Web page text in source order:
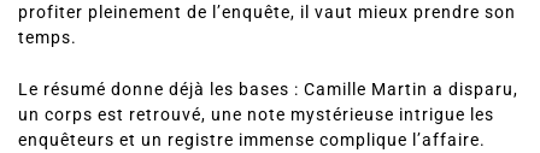
profiter pleinement de l’enquête, il vaut mieux prendre son
temps.
Le résumé donne déjà les bases : Camille Martin a disparu,
un corps est retrouvé, une note mystérieuse intrigue les
enquêteurs et un registre immense complique l’affaire.